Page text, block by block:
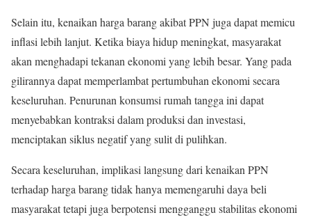
Selain itu, kenaikan harga barang akibat PPN juga dapat memicu
inflasi lebih lanjut. Ketika biaya hidup meningkat, masyarakat
akan menghadapi tekanan ekonomi yang lebih besar. Yang pada
gilirannya dapat memperlambat pertumbuhan ekonomi secara
keseluruhan. Penurunan konsumsi rumah tangga ini dapat
menyebabkan kontraksi dalam produksi dan investasi,
menciptakan siklus negatif yang sulit di pulihkan.
Secara keseluruhan, implikasi langsung dari kenaikan PPN
terhadap harga barang tidak hanya memengaruhi daya beli
masyarakat tetapi juga berpotensi mengganggu stabilitas ekonomi